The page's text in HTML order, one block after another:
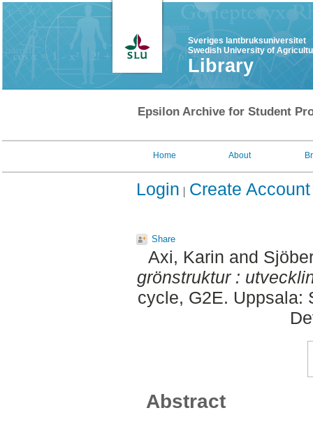
Sveriges lantbruksuniversitet
Swedish University of
Library
Epsilon Archive for Student
Home About
Login Create Account
Share
Axi, Karin and
grönstruktur :
cycle, G2E. Uppsala:
Abstract